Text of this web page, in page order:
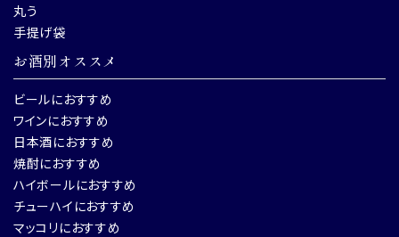
丸う
手提げ袋
お酒別オススメ
ビールにおすすめ
ワインにおすすめ
日本酒におすすめ
焼酎におすすめ
ハイボールにおすすめ
チューハイにおすすめ
マッコリにおすすめ